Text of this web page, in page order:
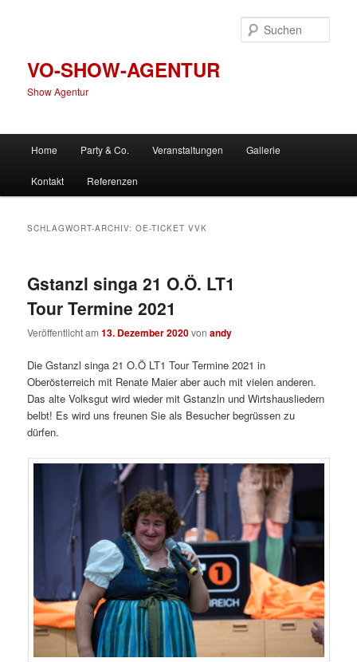
VO-SHOW-AGENTUR
Show Agentur
Home Party & Co. Veranstaltungen Gallerie
Kontakt Referenzen
SCHLAGWORT-ARCHIV:OE-TICKET VVK
Gstanzl singa 21 O.Ö. LT1
Tour Termine 2021
Veröffentlicht am13. Dezember 2020vonandy
Die Gstanzl singa 21 O.Ö LT1 Tour Termine 2021 in
Oberösterreich mit Renate Maier aber auch mit vielen anderen.
Das alte Volksgut wird wieder mit Gstanzln und Wirtshausliedern
belbt! Es wird uns freunen Sie als Besucher begrüssen zu
dürfen.